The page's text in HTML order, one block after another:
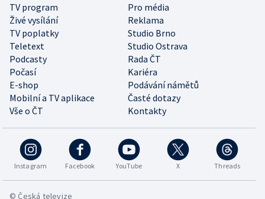
TV program
Pro média
Živé vysílání
Reklama
TV poplatky
Studio Brno
Teletext
Studio Ostrava
Podcasty
Rada ČT
Počasí
Kariéra
E-shop
Podávání námětů
Mobilní a TV aplikace
Časté dotazy
Vše o ČT
Kontakty
Instagram Facebook YouTube X Threads
© Česká televize